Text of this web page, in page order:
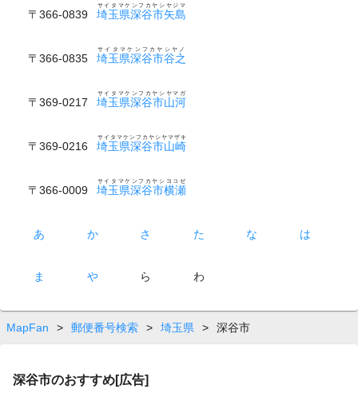
〒366-0839 埼玉県深谷市矢島
サイタマケンフカヤシヤジマ
〒366-0835 埼玉県深谷市谷之
サイタマケンフカヤシヤノ
〒369-0217 埼玉県深谷市山河
サイタマケンフカヤシヤマガ
〒369-0216 埼玉県深谷市山崎
サイタマケンフカヤシヤマザキ
〒366-0009 埼玉県深谷市横瀬
サイタマケンフカヤシヨコゼ
あ か さ た な は
ま や ら わ
MapFan > 郵便番号検索 > 埼玉県 > 深谷市
深谷市のおすすめ[広告]